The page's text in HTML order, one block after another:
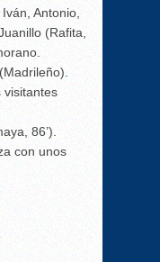
Antonio,
(Rafita,
visitantes
86’).
con unos